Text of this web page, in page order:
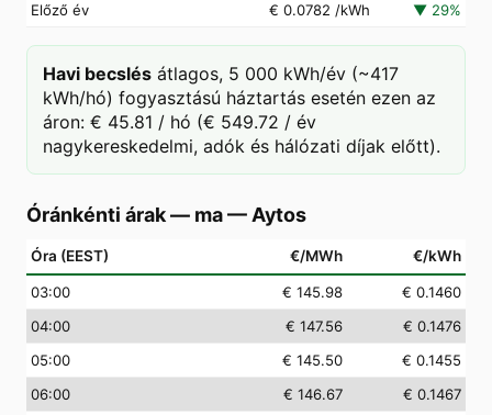
Előző év
€ 0.0782 /kWh ▼ 29%
Havi becslés átlagos, 5 000 kWh/év (~417
kWh/hó) fogyasztású háztartás esetén ezen az
áron: € 45.81 / hó (€ 549.72 / év
nagykereskedelmi, adók és hálózati díjak előtt).
Óránkénti árak — ma— Aytos
Óra (EEST) €/MWh €/kWh
03:00 € 145.98
€ 0.1460
04:00 € 147.56
€ 0.1476
05:00 € 145.50
€ 0.1455
06:00 € 146.67
€ 0.1467